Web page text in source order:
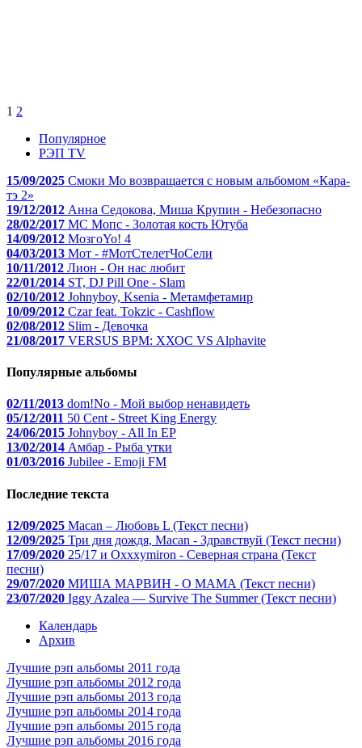
1 2
Популярное
РЭП TV
15/09/2025 Смоки Мо возвращается с новым альбомом «Кара-
тэ 2»
19/12/2012 Анна Седокова, Миша Крупин - Небезопасно
28/02/2017 МС Мопс - Золотая кость Ютуба
14/09/2012 МозгоYo! 4
04/03/2013 Мот - #МотСтелетЧоСели
10/11/2012 Лион - Он нас любит
22/01/2014 ST, DJ Pill One - Slam
02/10/2012 Johnyboy, Ksenia - Метамфетамир
10/09/2012 Czar feat. Tokzic - Cashflow
02/08/2012 Slim - Девочка
21/08/2017 VERSUS BPM: ХХОС VS Alphavite
Популярные альбомы
02/11/2013 dom!No - Мой выбор ненавидеть
05/12/2011 50 Cent - Street King Energy
24/06/2015 Johnyboy - All In EP
13/02/2014 Амбар - Рыба утки
01/03/2016 Jubilee - Emoji FM
Последние текста
12/09/2025 Macan – Любовь L (Текст песни)
12/09/2025 Три дня дождя, Macan - Здравствуй (Текст песни)
17/09/2020 25/17 и Oxxxymiron - Северная страна (Текст
песни)
29/07/2020 МИША МАРВИН - О МАМА (Текст песни)
23/07/2020 Iggy Azalea — Survive The Summer (Текст песни)
Календарь
Архив
Лучшие рэп альбомы 2011 года
Лучшие рэп альбомы 2012 года
Лучшие рэп альбомы 2013 года
Лучшие рэп альбомы 2014 года
Лучшие рэп альбомы 2015 года
Лучшие рэп альбомы 2016 года